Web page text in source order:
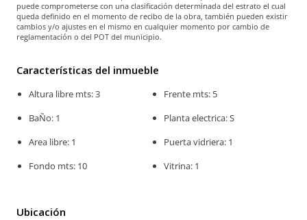
puede comprometerse con una clasificación determinada del estrato el cual
queda definido en el momento de recibo de la obra, también pueden existir
cambios y/o ajustes en el mismo en cualquier momento por cambio de
reglamentación o del POT del municipio.
Características del inmueble
Altura libre mts: 3
BaÑo: 1
Area libre: 1
Fondo mts: 10
Frente mts: 5
Planta electrica: S
Puerta vidriera: 1
Vitrina: 1
Ubicación